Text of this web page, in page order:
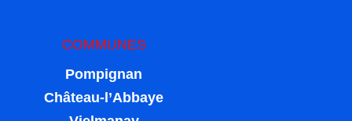
COMMUNES
Pompignan
Château-l’Abbaye